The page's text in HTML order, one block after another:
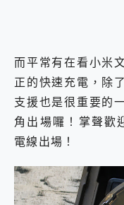
而平常有在看小米
正的快速充電，除
支援也是很重要的
角出場囉！掌聲
電線出場！